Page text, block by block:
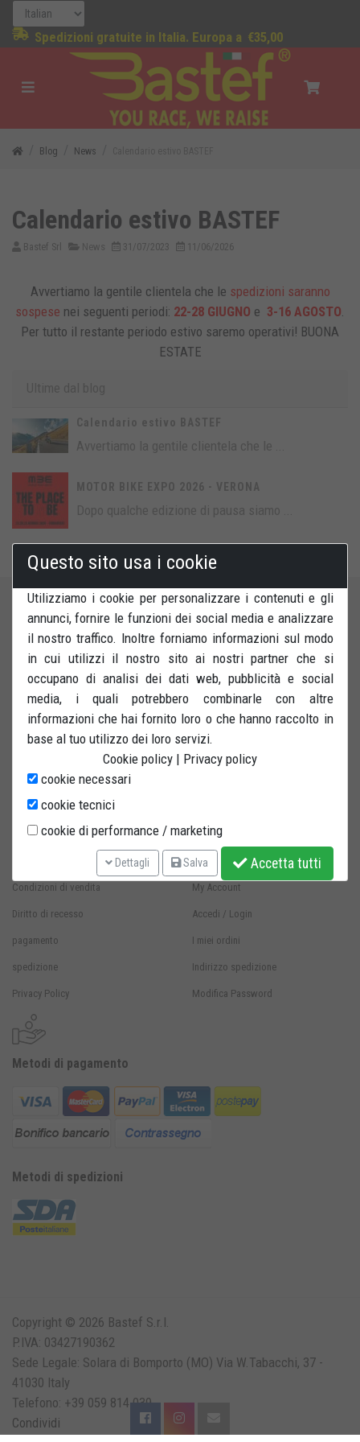
Spedizioni gratuite in Italia. Europa a €35,00
Blog News
Calendario estivo BASTEF
Avvertiamo la gentile clientela che le ...
MOTOR BIKE EXPO 2026 - VERONA
Dopo qualche edizione di pausa siamo ...
Calendario estivo BASTEF
Bastef Srl News 31/07/2023 11/06/2026
Avvertiamo la gentile clientela che le spedizioni saranno
sospese nei seguenti periodi: 22-28 GIUGNO e 3-16 AGOSTO
Per tutto il restante periodo estivo saremo operativi! BUONA
ESTATE
Assistenza clienti e Ordini
Magazzino: Solara di Bomporto (MO) Via W.Tabacchi, 37 - 41030 Italy
info@bastef.com
Metodi di pagamento
Metodi di spedizioni
Informazioni Store
Condizioni di vendita
Diritto di recesso
pagamento
spedizione
Privacy Policy
My Account
Accedi / Login
I miei ordini
Indirizzo spedizione
Modifica Password
Copyright © 2026 Bastef S.r.l.
P.IVA: 03427190362
Sede Legale: Solara di Bomporto (MO) Via W.Tabacchi, 37 -
41030 Italy
Telefono: +39 059 814 039
Condividi
Questo sito usa i cookie
Utilizziamo i cookie per personalizzare i contenuti e gli
annunci, fornire le funzioni dei social media e analizzare
il nostro traffico. Inoltre forniamo informazioni sul modo
in cui utilizzi il nostro sito ai nostri partner che si
occupano di analisi dei dati web, pubblicità e social
media, i quali potrebbero combinarle con altre
informazioni che hai fornito loro o che hanno raccolto in
base al tuo utilizzo dei loro servizi.
Cookie policy | Privacy policy
cookie necessari
cookie tecnici
cookie di performance / marketing
Dettagli Salva Accetta tutti